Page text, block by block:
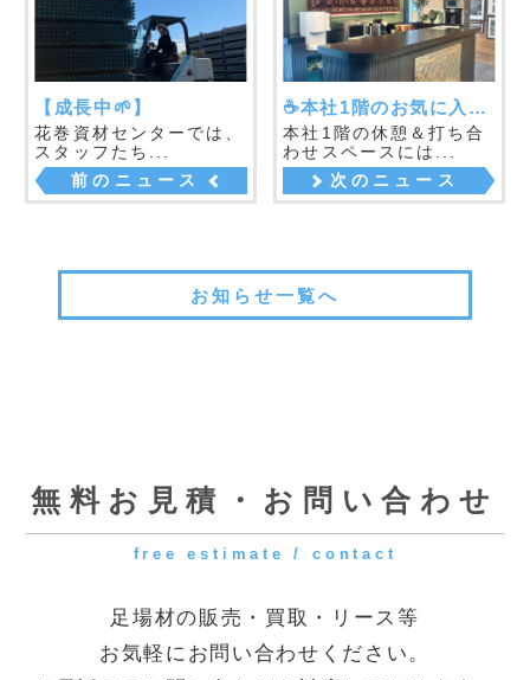
FAXでのお問い合わせはこちら
048-959-9108
◆第一資材センター
〒341-0056 埼玉県三郷市番匠免2-31
◆花巻資材センター
電話でのお問い合わせはこちら